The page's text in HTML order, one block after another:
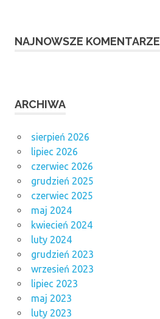
NAJNOWSZE KOMENTARZE
ARCHIWA
sierpień 2026
lipiec 2026
czerwiec 2026
grudzień 2025
czerwiec 2025
maj 2024
kwiecień 2024
luty 2024
grudzień 2023
wrzesień 2023
lipiec 2023
maj 2023
luty 2023